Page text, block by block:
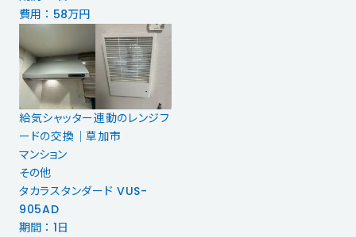
費用 ： 58万円
給気シャッター連動のレンジフ
ードの交換│草加市
マンション
その他
タカラスタンダード VUS-
905AD
期間 ： 1日